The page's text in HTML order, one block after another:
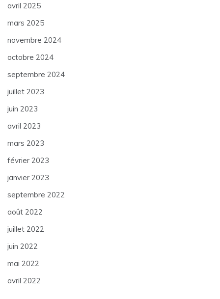
avril 2025
mars 2025
novembre 2024
octobre 2024
septembre 2024
juillet 2023
juin 2023
avril 2023
mars 2023
février 2023
janvier 2023
septembre 2022
août 2022
juillet 2022
juin 2022
mai 2022
avril 2022